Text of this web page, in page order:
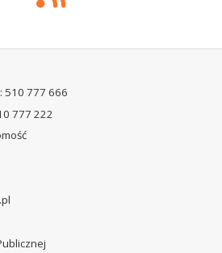
510 777 666
777 222